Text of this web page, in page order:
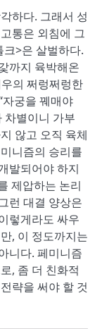
하다. 그래서 성
통은 외침에 그
>은 살벌하다.
까지 육박해온
의 쩌렁쩌렁한
자궁을 꿰매야
차별이니 가부
않고 오직 육체
니즘의 승리를
발되어야 하지
제압하는 논리
런 대결 양상은
렇게라도 싸우
, 이 정도까지는
니다. 페미니즘
, 좀 더 친화적
략을 써야 할 것